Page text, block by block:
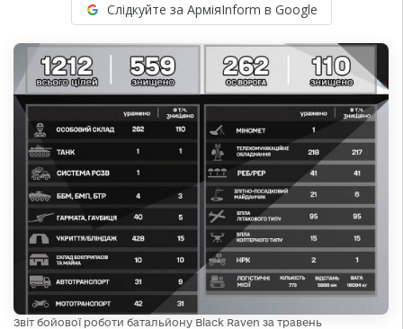
Слідкуйте за АрміяInform в Google
Звіт бойової роботи батальйону Black Raven за травень